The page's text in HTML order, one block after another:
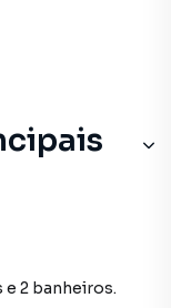
e 2 banheiros.